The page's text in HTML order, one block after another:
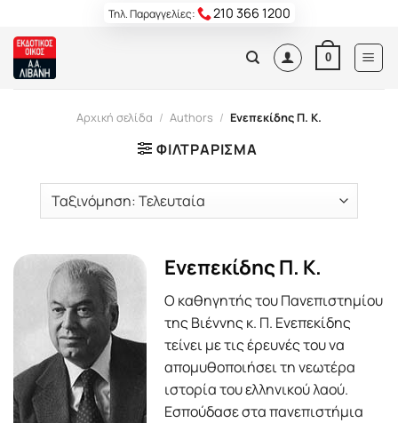
content
Τηλ. Παραγγελίες: 210 366 1200
0
Αρχική σελίδα / Authors / Ενεπεκίδης Π. Κ.
ΦΙΛΤΡΆΡΙΣΜΑ
Ενεπεκίδης Π. Κ.
Ο καθηγητής του Πανεπιστημίου
της Βιέννης κ. Π. Ενεπεκίδης
τείνει με τις έρευνές του να
απομυθοποιήσει τη νεωτέρα
ιστορία του ελληνικού λαού.
Εσπούδασε στα πανεπιστήμια